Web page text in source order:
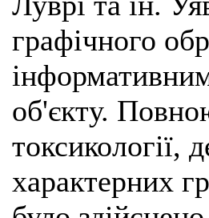
графічного
об'єкту.
токсикології,
характерних